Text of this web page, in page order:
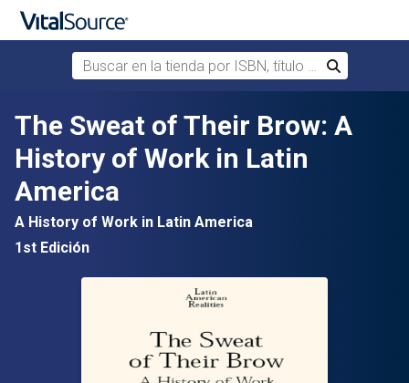
Saltar al contenido principal
Buscar en la tienda por ISBN, título o autor
Buscar
The Sweat of Their Brow: A
History of Work in Latin
America
A History of Work in Latin America
1st Edición